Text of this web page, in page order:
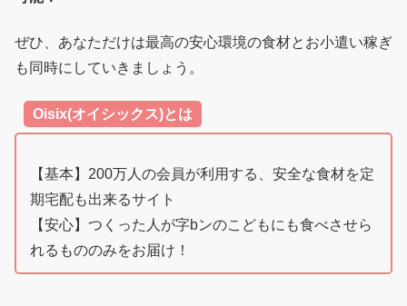
ぜひ、あなただけは最高の安心環境の食材とお小遣い稼ぎ
も同時にしていきましょう。
Oisix(オイシックス)とは
【基本】200万人の会員が利用する、安全な食材を定
期宅配も出来るサイト
【安心】つくった人が字bンのこどもにも食べさせら
れるもののみをお届け！